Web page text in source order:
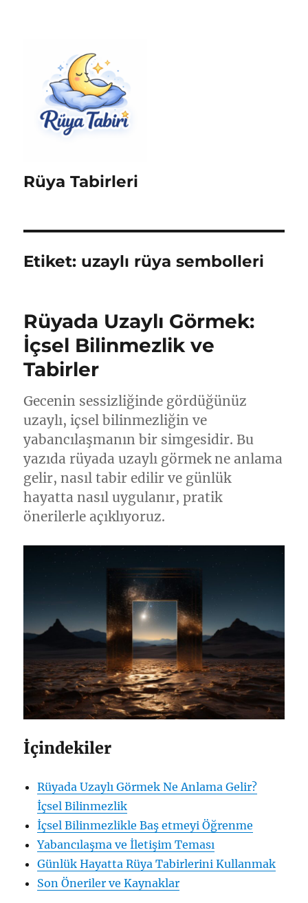
Rüya Tabirleri
Etiket: uzaylı rüya sembolleri
Rüyada Uzaylı Görmek:
İçsel Bilinmezlik ve
Tabirler
Gecenin sessizliğinde gördüğünüz
uzaylı, içsel bilinmezliğin ve
yabancılaşmanın bir simgesidir. Bu
yazıda rüyada uzaylı görmek ne anlama
gelir, nasıl tabir edilir ve günlük
hayatta nasıl uygulanır, pratik
önerilerle açıklıyoruz.
İçindekiler
Rüyada Uzaylı Görmek Ne Anlama Gelir?
İçsel Bilinmezlik
İçsel Bilinmezlikle Baş etmeyi Öğrenme
Yabancılaşma ve İletişim Teması
Günlük Hayatta Rüya Tabirlerini Kullanmak
Son Öneriler ve Kaynaklar